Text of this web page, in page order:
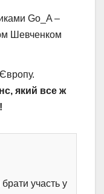
Go_A –
Шевченком
який все ж
участь у